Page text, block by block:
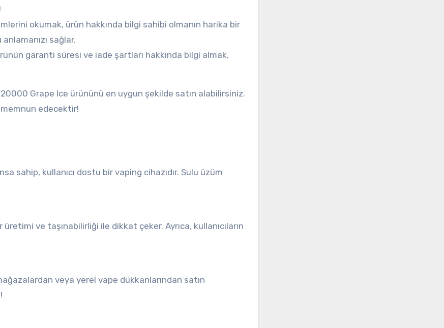
okumak, ürün hakkında bilgi sahibi olmanın harika bir
sağlar.
garanti süresi ve iade şartları hakkında bilgi almak,
Grape Ice ürününü en uygun şekilde satın alabilirsiniz.
edecektir!